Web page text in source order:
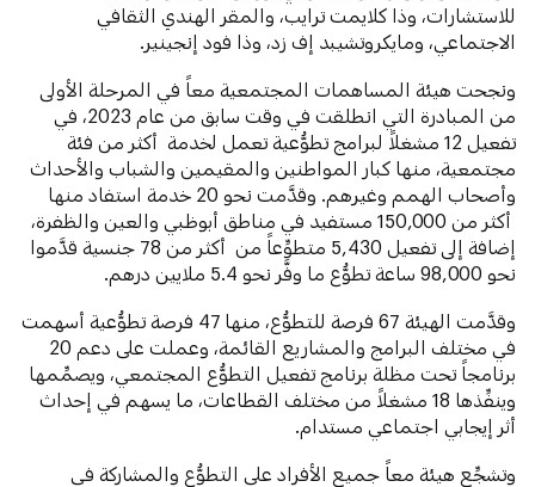
للاستشارات، وذا كلايمت ترايب، والمقر الهندي الثقافي
الاجتماعي، ومايكروتشيبد إف زد، وذا فود إنجينير.
ونجحت هيئة المساهمات المجتمعية معاً في المرحلة الأولى
من المبادرة التي انطلقت في وقت سابق من عام 2023، في
تفعيل 12 مشغلاً لبرامج تطوُّعية تعمل لخدمة أكثر من فئة
مجتمعية، منها كبار المواطنين والمقيمين والشباب والأحداث
وأصحاب الهمم وغيرهم. وقدَّمت نحو 20 خدمة استفاد منها
أكثر من 150,000 مستفيد في مناطق أبوظبي والعين والظفرة،
إضافة إلى تفعيل 5,430 متطوِّعاً من أكثر من 78 جنسية قدَّموا
نحو 98,000 ساعة تطوُّع ما وفَّر نحو 5.4 ملايين درهم.
وقدَّمت الهيئة 67 فرصة للتطوُّع، منها 47 فرصة تطوُّعية أسهمت
في مختلف البرامج والمشاريع القائمة، وعملت على دعم 20
برنامجاً تحت مظلة برنامج تفعيل التطوُّع المجتمعي، ويصمِّمها
وينفِّذها 18 مشغلاً من مختلف القطاعات، ما يسهم في إحداث
أثر إيجابي اجتماعي مستدام.
وتشجِّع هيئة معاً جميع الأفراد على التطوُّع والمشاركة في